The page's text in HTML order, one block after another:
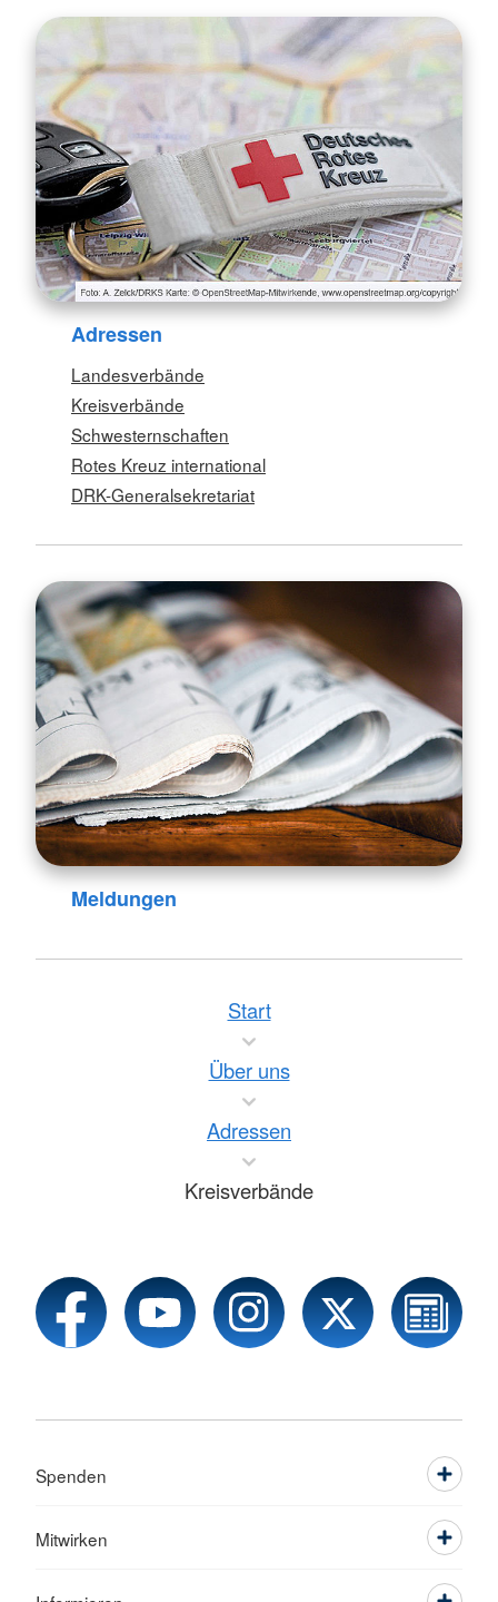
Adressen
Landesverbände
Kreisverbände
Schwesternschaften
Rotes Kreuz international
DRK-Generalsekretariat
Meldungen
Start
Über uns
Adressen
Kreisverbände
Spenden
Mitwirken